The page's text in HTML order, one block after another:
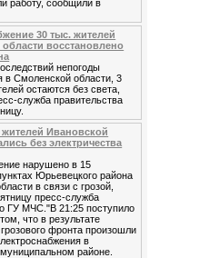
работу, сообщили в
30 тыс. жителей
восстановлено
непогоды
в Смоленской области, 3
остаются без света,
служба правительства
жителей Ивановской
без электричества
нарушено в 15
Юрьевецкого района
в связи с грозой,
пресс-служба
ГУ МЧС."В 21:25 поступило
что в результате
фронта произошли
в
районе.